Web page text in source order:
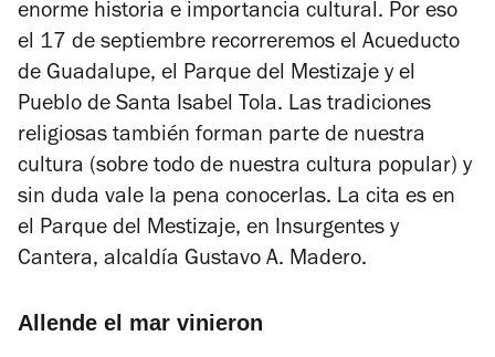
enorme historia e importancia cultural. Por eso
el 17 de septiembre recorreremos el Acueducto
de Guadalupe, el Parque del Mestizaje y el
Pueblo de Santa Isabel Tola. Las tradiciones
religiosas también forman parte de nuestra
cultura (sobre todo de nuestra cultura popular) y
sin duda vale la pena conocerlas. La cita es en
el Parque del Mestizaje, en Insurgentes y
Cantera, alcaldía Gustavo A. Madero.
Allende el mar vinieron